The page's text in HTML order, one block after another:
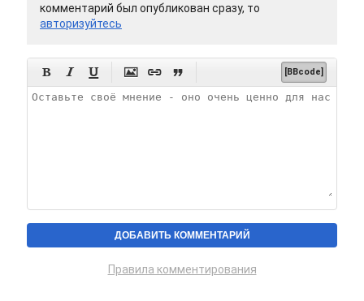
комментарий был опубликован сразу, то
авторизуйтесь
      [BBcode]
Правила комментирования